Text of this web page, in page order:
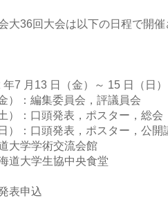
大36回大会は以下の日程で開
7 月13 日（金）～ 15 日（日）
）：編集委員会，評議員会
）：口頭発表，ポスター，総会
）：口頭発表，ポスター，公開
大学学術交流会館
道大学生協中央食堂
表申込